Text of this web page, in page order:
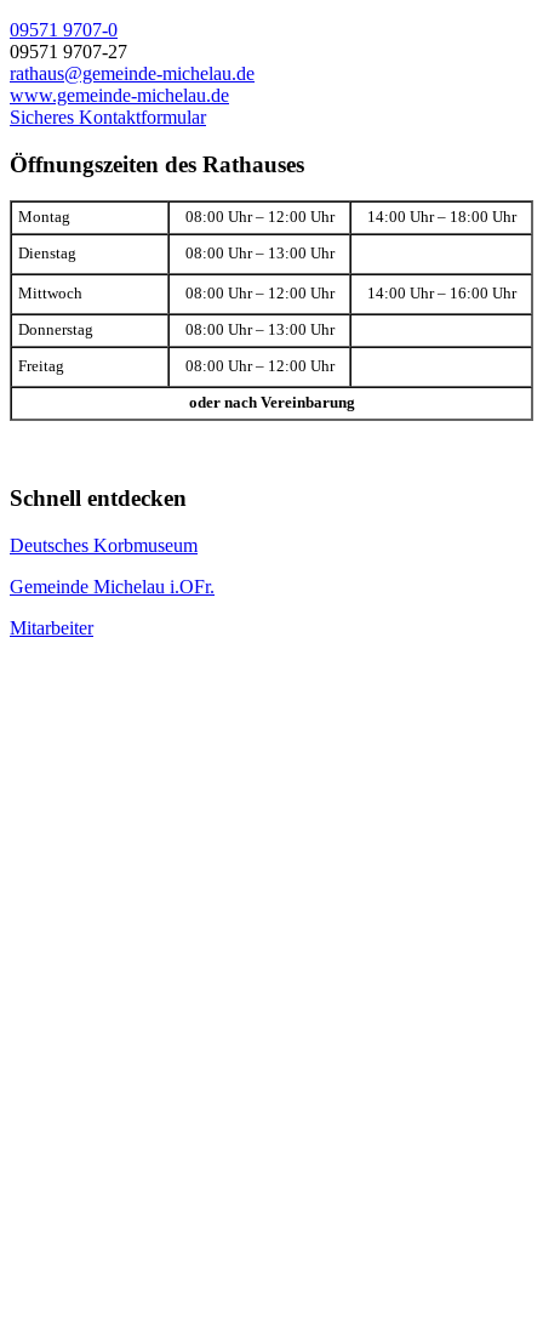
09571 9707-0
09571 9707-27
rathaus@gemeinde-michelau.de
www.gemeinde-michelau.de
Sicheres Kontaktformular
Öffnungszeiten des Rathauses
Montag 08:00 Uhr – 12:00 Uhr 14:00 Uhr – 18:00 Uhr
Dienstag 08:00 Uhr – 13:00 Uhr
Mittwoch 08:00 Uhr – 12:00 Uhr 14:00 Uhr – 16:00 Uhr
Donnerstag 08:00 Uhr – 13:00 Uhr
Freitag 08:00 Uhr – 12:00 Uhr
oder nach Vereinbarung
Schnell entdecken
Deutsches Korbmuseum
Gemeinde Michelau i.OFr.
Mitarbeiter